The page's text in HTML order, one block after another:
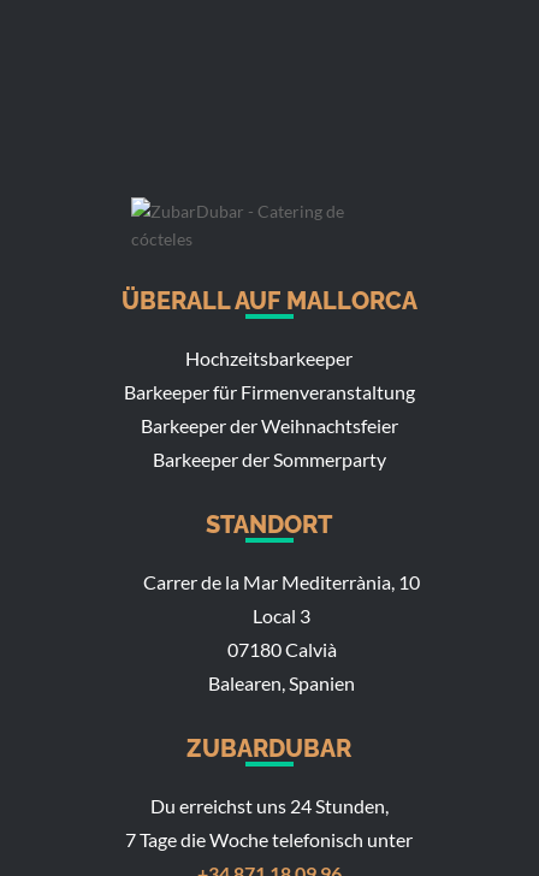
ÜBERALL AUF MALLORCA
Hochzeitsbarkeeper
Barkeeper für Firmenveranstaltung
Barkeeper der Weihnachtsfeier
Barkeeper der Sommerparty
STANDORT
Carrer de la Mar Mediterrània, 10
Local 3
07180 Calvià
Balearen, Spanien
ZUBARDUBAR
Du erreichst uns 24 Stunden,
7 Tage die Woche telefonisch unter